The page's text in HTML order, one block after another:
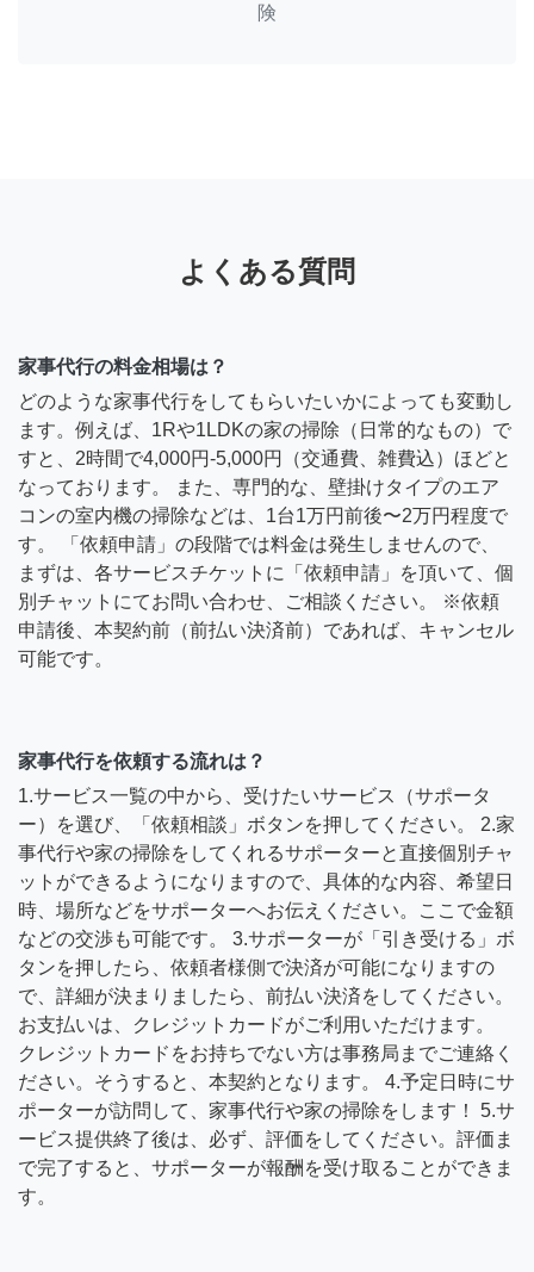
険
よくある質問
家事代行の料金相場は？
どのような家事代行をしてもらいたいかによっても変動し
ます。例えば、1Rや1LDKの家の掃除（日常的なもの）で
すと、2時間で4,000円-5,000円（交通費、雑費込）ほどと
なっております。 また、専門的な、壁掛けタイプのエア
コンの室内機の掃除などは、1台1万円前後〜2万円程度で
す。 「依頼申請」の段階では料金は発生しませんので、
まずは、各サービスチケットに「依頼申請」を頂いて、個
別チャットにてお問い合わせ、ご相談ください。 ※依頼
申請後、本契約前（前払い決済前）であれば、キャンセル
可能です。
家事代行を依頼する流れは？
1.サービス一覧の中から、受けたいサービス（サポータ
ー）を選び、「依頼相談」ボタンを押してください。 2.家
事代行や家の掃除をしてくれるサポーターと直接個別チャ
ットができるようになりますので、具体的な内容、希望日
時、場所などをサポーターへお伝えください。ここで金額
などの交渉も可能です。 3.サポーターが「引き受ける」ボ
タンを押したら、依頼者様側で決済が可能になりますの
で、詳細が決まりましたら、前払い決済をしてください。
お支払いは、クレジットカードがご利用いただけます。
クレジットカードをお持ちでない方は事務局までご連絡く
ださい。そうすると、本契約となります。 4.予定日時にサ
ポーターが訪問して、家事代行や家の掃除をします！ 5.サ
ービス提供終了後は、必ず、評価をしてください。評価ま
で完了すると、サポーターが報酬を受け取ることができま
す。